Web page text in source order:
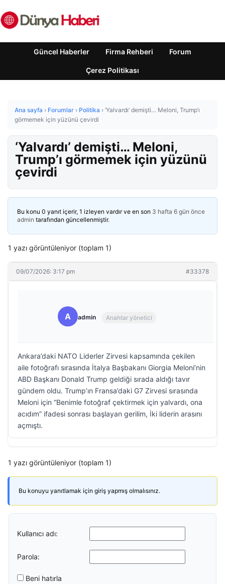
Güncel Haberler Firma Rehberi Forum
Çerez Politikası
Ana sayfa › Forumlar › Politika › ‘Yalvardı’ demişti… Meloni, Trump’ı
görmemek için yüzünü çevirdi
‘Yalvardı’ demişti… Meloni,
Trump’ı görmemek için yüzünü
çevirdi
Bu konu 0 yanıt içerir, 1 izleyen vardır ve en son 3 hafta 6 gün önce
admin tarafından güncellenmiştir.
1 yazı görüntüleniyor (toplam 1)
09/07/2026: 3:17 pm #33378
A admin Anahtar yönetici
Ankara’daki NATO Liderler Zirvesi kapsamında çekilen
aile fotoğrafı sırasında İtalya Başbakanı Giorgia Meloni’nin
ABD Başkanı Donald Trump geldiği sırada aldığı tavır
gündem oldu. Trump’ın Fransa’daki G7 Zirvesi sırasında
Meloni için “Benimle fotoğraf çektirmek için yalvardı, ona
acıdım” ifadesi sonrası başlayan gerilim, İki liderin arasını
açmıştı.
1 yazı görüntüleniyor (toplam 1)
Bu konuyu yanıtlamak için giriş yapmış olmalısınız.
Kullanıcı adı:
Parola:
Beni hatırla